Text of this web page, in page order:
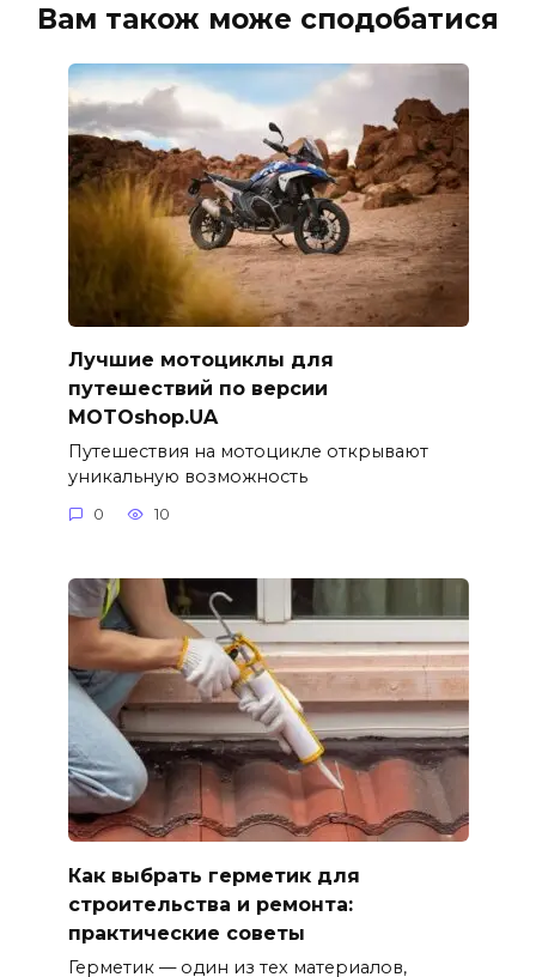
Вам також може сподобатися
Лучшие мотоциклы для
путешествий по версии
MOTOshop.UA
Путешествия на мотоцикле открывают
уникальную возможность
0 10
Как выбрать герметик для
строительства и ремонта:
практические советы
Герметик — один из тех материалов,